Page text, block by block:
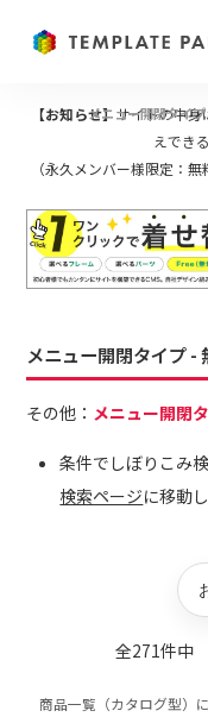
メニュー開閉タイ
【お知らせ】サイトの中身
えでき
（永久メンバー様限定：
メニュー開閉タイプ -
その他： メニュー開閉
条件でしぼりこみ
検索ページに移動
キ
並
全271件中
商品一覧（カタログ型）